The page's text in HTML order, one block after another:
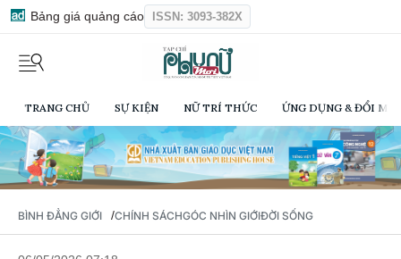
Bảng giá quảng cáo ISSN: 3093-382X
TRANG CHỦ SỰ KIỆN NỮ TRÍ THỨC ỨNG DỤNG & ĐỔI
BÌNH ĐẲNG GIỚI /CHÍNH SÁCHGÓC NHÌN GIỚIĐỜI SỐNG